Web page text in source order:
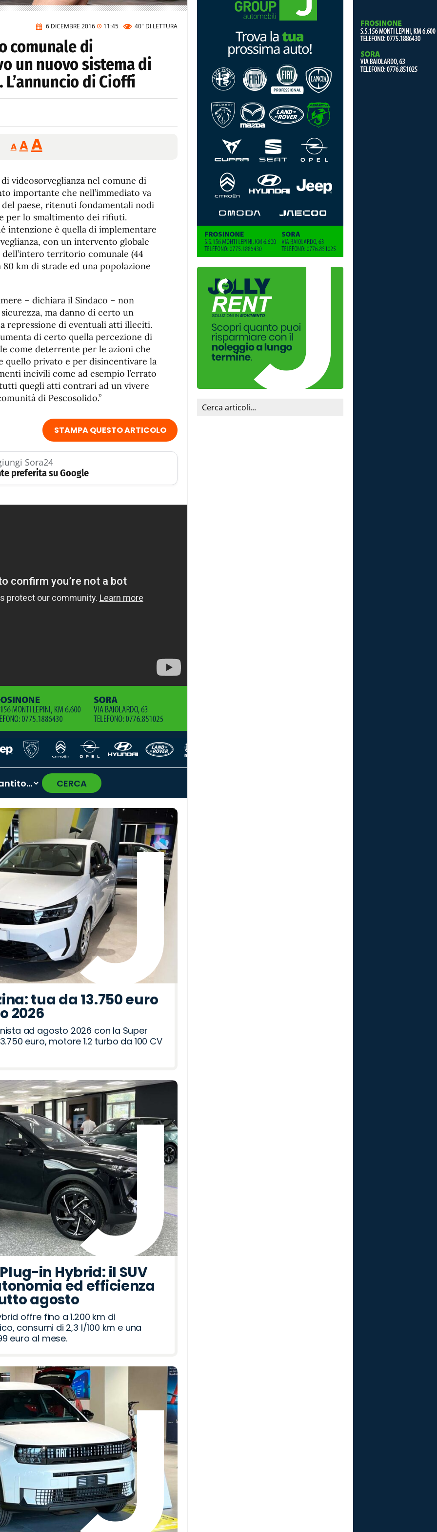
6 DICEMBRE 2016 11:45 40" DI LETTURA
comunale di
un nuovo sistema di
di Cioffi
A
Reducir
tamaño
A Restablecer
tamaño
fuente
AAumentar
de
fuente.
videosorveglianza nel comune di
importante che nell’immediato va
paese, ritenuti fondamentali nodi
per lo smaltimento dei rifiuti.
intenzione è quella di implementare
con un intervento globale
territorio comunale (44
km di strade ed una popolazione
– dichiara il Sindaco – non
ma danno di certo un
repressione di eventuali atti illeciti.
di certo quella percezione di
come deterrente per le azioni che
quello privato e per disincentivare la
incivili come ad esempio l’errato
quegli atti contrari ad un vivere
di Pescosolido.”
STAMPA QUESTO ARTICOLO
Sora24
preferita su Google
CERCA
›
tua da 13.750 euro
2026
ad agosto 2026 con la Super
euro, motore 1.2 turbo da 100 CV
in Hybrid: il SUV
ed efficienza
agosto
offre fino a 1.200 km di
consumi di 2,3 l/100 km e una
euro al mese.